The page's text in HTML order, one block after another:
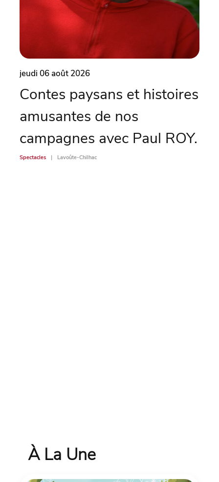
jeudi 06 août 2026
Contes paysans et histoires
amusantes de nos
campagnes avec Paul ROY.
Spectacles Lavoûte-Chilhac
À La Une